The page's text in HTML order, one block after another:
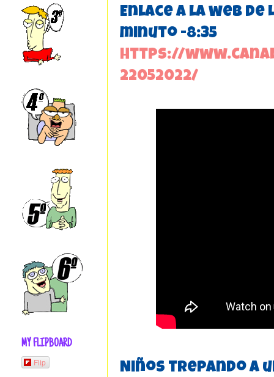
Enlace a la web de
minuto -8:35
https://
22052022/
Niños trepando a
MY FLIPBOARD
Flip